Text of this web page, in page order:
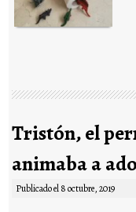
Tristón, el
animaba a
Publicado el8 octubre, 2019